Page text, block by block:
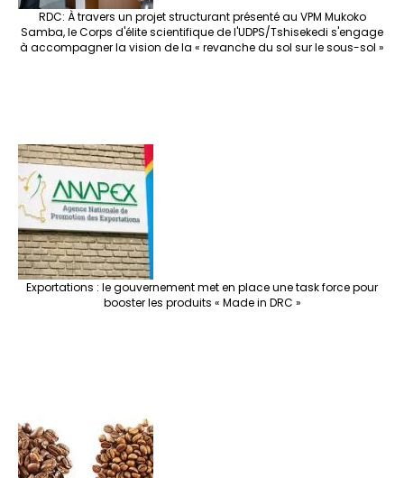
RDC: À travers un projet structurant présenté au VPM Mukoko
Samba, le Corps d'élite scientifique de l'UDPS/Tshisekedi s'engage
à accompagner la vision de la « revanche du sol sur le sous-sol »
Exportations : le gouvernement met en place une task force pour
booster les produits « Made in DRC »